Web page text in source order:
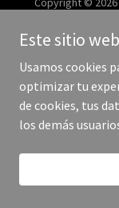
Este sitio
Usamos cookies
optimizar tu
de cookies, tus
los demás